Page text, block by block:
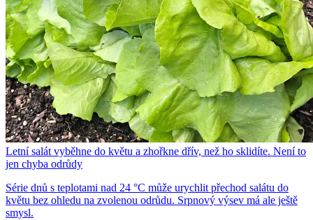
Letní salát vyběhne do květu a zhořkne dřív, než ho sklidíte. Není to
jen chyba odrůdy
Série dnů s teplotami nad 24 °C může urychlit přechod salátu do
květu bez ohledu na zvolenou odrůdu. Srpnový výsev má ale ještě
smysl.